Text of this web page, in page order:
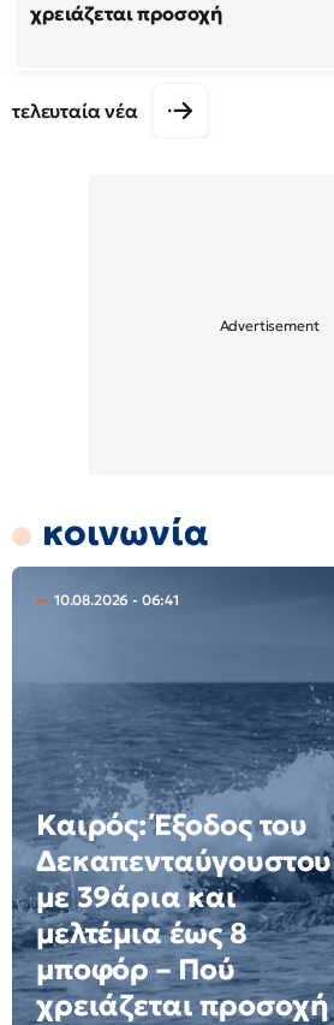
χρειάζεται προσοχή
τελευταία νέα
κοινωνία
10.08.2026 - 06:41
Καιρός: Έξοδος του
Δεκαπενταύγουστου
με 39άρια και
μελτέμια έως 8
μποφόρ – Πού
χρειάζεται προσοχή